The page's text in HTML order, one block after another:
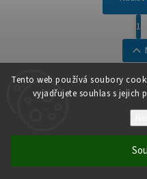
Tento web používá soubory
vyjadřujete souhlas s jejich
1
Auto -